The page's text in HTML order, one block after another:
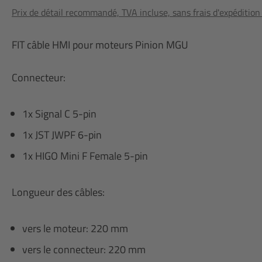
Prix de détail recommandé, TVA incluse, sans frais
FIT câble HMI pour moteurs Pinion MGU
Connecteur:
1x Signal C 5-pin
1x JST JWPF 6-pin
1x HIGO Mini F Female 5-pin
Longueur des câbles:
vers le moteur: 220 mm
vers le connecteur: 220 mm